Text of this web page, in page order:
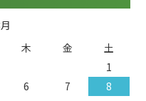
木 金
土
1
6 7
8